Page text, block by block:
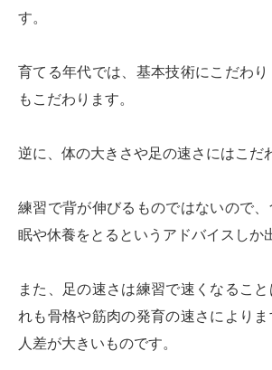
す。
育てる年代では、基本技術にこだわ
もこだわります。
逆に、体の大きさや足の速さにはこだ
練習で背が伸びるものではないので
眠や休養をとるというアドバイスしか
また、足の速さは練習で速くなるこ
れも骨格や筋肉の発育の速さにより
人差が大きいものです。